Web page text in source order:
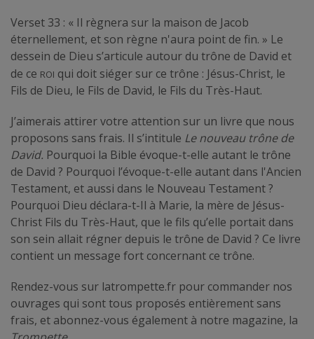
Verset 33 : « Il règnera sur la maison de Jacob
éternellement, et son règne n'aura point de fin. » Le
dessein de Dieu s’articule autour du trône de David et
de ce roi qui doit siéger sur ce trône : Jésus-Christ, le
Fils de Dieu, le Fils de David, le Fils du Très-Haut.
J’aimerais attirer votre attention sur un livre que nous
proposons sans frais. Il s’intitule Le nouveau trône de
David. Pourquoi la Bible évoque-t-elle autant le trône
de David ? Pourquoi l’évoque-t-elle autant dans l'Ancien
Testament, et aussi dans le Nouveau Testament ?
Pourquoi Dieu déclara-t-Il à Marie, la mère de Jésus-
Christ Fils du Très-Haut, que le fils qu’elle portait dans
son sein allait régner depuis le trône de David ? Ce livre
contient un message fort concernant ce trône.
Rendez-vous sur latrompette.fr pour commander nos
ouvrages qui sont tous proposés entièrement sans
frais, et abonnez-vous également à notre magazine, la